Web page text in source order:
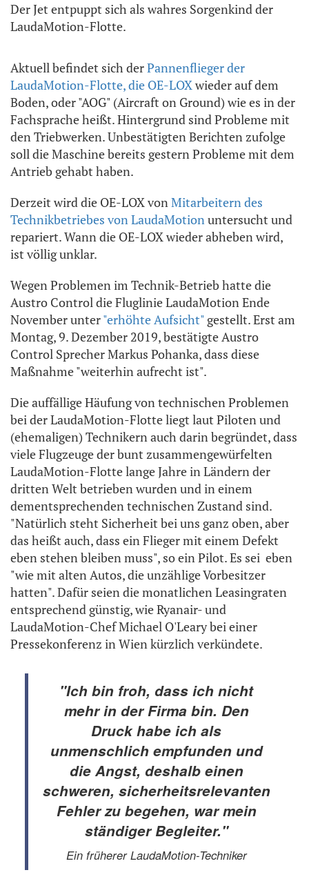
Der Jet entpuppt sich als wahres Sorgenkind der
LaudaMotion-Flotte.
Aktuell befindet sich derPannenflieger der
LaudaMotion-Flotte, die OE-LOXwieder auf dem
Boden, oder "AOG" (Aircraft on Ground) wie es in der
Fachsprache heißt. Hintergrund sind Probleme mit
den Triebwerken. Unbestätigten Berichten zufolge
soll die Maschine bereits gestern Probleme mit dem
Antrieb gehabt haben.
Derzeit wird die OE-LOX vonMitarbeitern des
Technikbetriebes von LaudaMotionuntersucht und
repariert. Wann die OE-LOX wieder abheben wird,
ist völlig unklar.
Wegen Problemen im Technik-Betrieb hatte die
Austro Control die Fluglinie LaudaMotion Ende
November unter"erhöhte Aufsicht" gestellt. Erst am
Montag, 9. Dezember 2019, bestätigte Austro
Control Sprecher Markus Pohanka, dass diese
Maßnahme "weiterhin aufrecht ist".
Die auffällige Häufung von technischen Problemen
bei der LaudaMotion-Flotte liegt laut Piloten und
(ehemaligen) Technikern auch darin begründet, dass
viele Flugzeuge der bunt zusammengewürfelten
LaudaMotion-Flotte lange Jahre in Ländern der
dritten Welt betrieben wurden und in einem
dementsprechenden technischen Zustand sind.
"Natürlich steht Sicherheit bei uns ganz oben, aber
das heißt auch, dass ein Flieger mit einem Defekt
eben stehen bleiben muss", so ein Pilot. Es sei eben
"wie mit alten Autos, die unzählige Vorbesitzer
hatten". Dafür seien die monatlichen Leasingraten
entsprechend günstig, wie Ryanair- und
LaudaMotion-Chef Michael O'Leary bei einer
Pressekonferenz in Wien kürzlich verkündete.
"Ich bin froh, dass ich nicht
mehr in der Firma bin. Den
Druck habe ich als
unmenschlich empfunden und
die Angst, deshalb einen
schweren, sicherheitsrelevanten
Fehler zu begehen, war mein
ständiger Begleiter."
Ein früherer LaudaMotion-Techniker